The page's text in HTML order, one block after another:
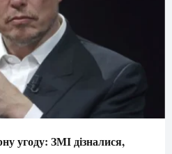
угоду: ЗМІ дізналися,